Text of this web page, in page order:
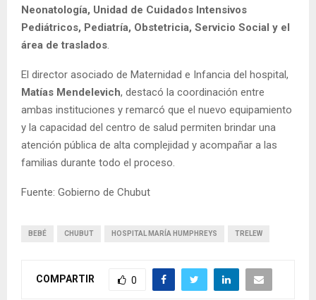
Neonatología, Unidad de Cuidados Intensivos
Pediátricos, Pediatría, Obstetricia, Servicio Social y el
área de traslados.
El director asociado de Maternidad e Infancia del hospital,
Matías Mendelevich, destacó la coordinación entre
ambas instituciones y remarcó que el nuevo equipamiento
y la capacidad del centro de salud permiten brindar una
atención pública de alta complejidad y acompañar a las
familias durante todo el proceso.
Fuente: Gobierno de Chubut
BEBÉ CHUBUT HOSPITAL MARÍA HUMPHREYS TRELEW
COMPARTIR 0